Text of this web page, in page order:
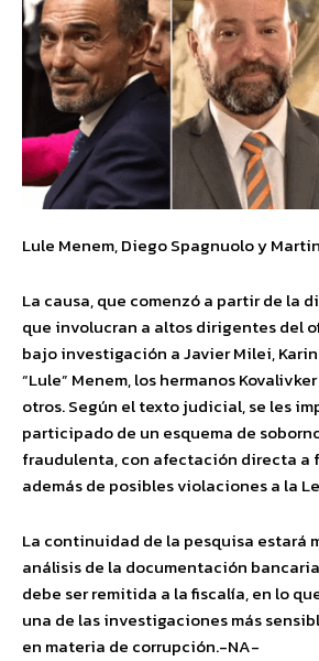
Lule Menem, Diego Spagnuolo y
La causa, que comenzó a partir de la
que involucran a altos dirigentes del
bajo investigación a Javier Milei,
“Lule” Menem, los hermanos
otros. Según el texto judicial, se les
participado de un esquema de
fraudulenta, con afectación directa a
además de posibles violaciones a la
La continuidad de la pesquisa estará
análisis de la documentación
debe ser remitida a la fiscalía, en lo
una de las investigaciones más
en materia de corrupción.-NA-